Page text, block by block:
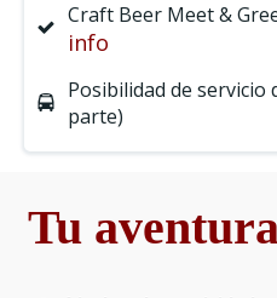
Craft Beer Meet &
info
Posibilidad de
parte)
Tu